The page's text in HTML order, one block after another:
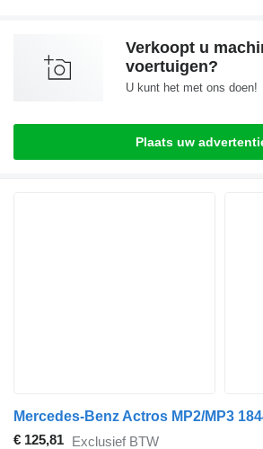
Verkoopt u
voertuigen?
U kunt het met ons doen!
Plaats uw
€ 125,81 Exclusief BTW